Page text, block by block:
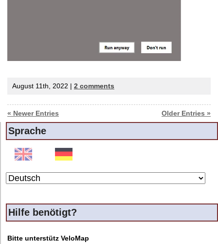
August 11th, 2022 | 2 comments
« Newer Entries Older Entries »
Sprache
Hilfe benötigt?
Bitte unterstütz VeloMap